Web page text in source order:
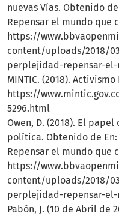
nuevas Vías. Obtenido
Repensar el mundo que
https://
content/uploads/2018/
perplejidad-repensar-
MINTIC. (2018).
https://
5296.html
Owen, D. (2018). El
política. Obtenido de
Repensar el mundo que
https://
content/uploads/2018/
perplejidad-repensar-
Pabón, J. (10 de Abril de